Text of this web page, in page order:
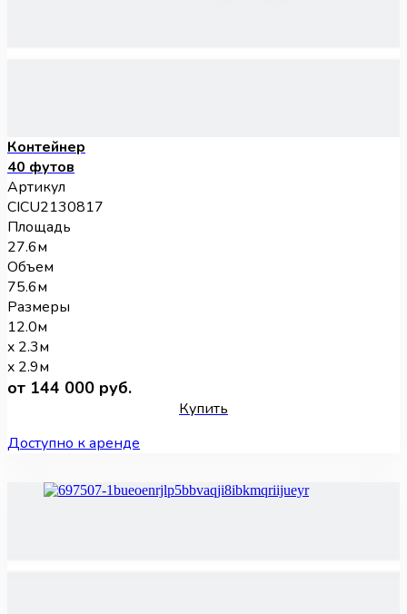
Контейнер
40 футов
Артикул
CICU2130817
Площадь
27.6м
Объем
75.6м
Размеры
12.0м
x 2.3м
x 2.9м
от 144 000 руб.
Купить
Доступно к аренде